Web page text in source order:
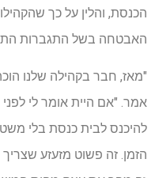
הכנסת, והלין על כך
האבטחה בשל התגברות
"מאז, חבר בקהילה שלנו
להיכנס לבית כנסת בלי
הזמן. זה פשוט מזעזע